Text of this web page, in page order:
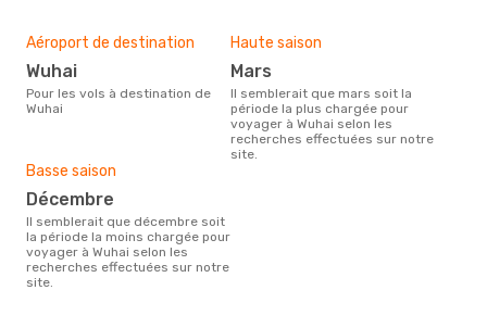
Aéroport de destination
Wuhai
Pour les vols à destination de
Wuhai
Haute saison
mars
Il semblerait que mars soit la
période la plus chargée pour
voyager à Wuhai selon les
recherches effectuées sur notre
site.
Basse saison
décembre
Il semblerait que décembre soit
la période la moins chargée pour
voyager à Wuhai selon les
recherches effectuées sur notre
site.